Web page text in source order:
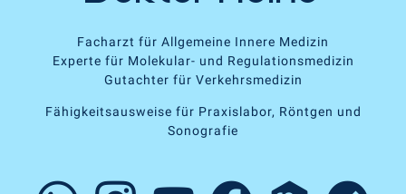
Facharzt für Allgemeine Innere Medizin
Experte für Molekular- und Regulationsmedizin
Gutachter für Verkehrsmedizin
Fähigkeitsausweise für Praxislabor, Röntgen und
Sonografie